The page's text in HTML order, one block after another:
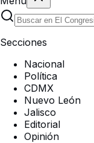
Secciones
Nacional
Política
CDMX
Nuevo León
Jalisco
Editorial
Opinión